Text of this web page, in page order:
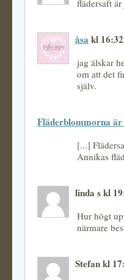
flädersaft
åsa kl
jag älskar
om att det
själv.
Fläderblommorna
[...]
Annikas
linda s kl
Hur högt
närmare
Stefan kl